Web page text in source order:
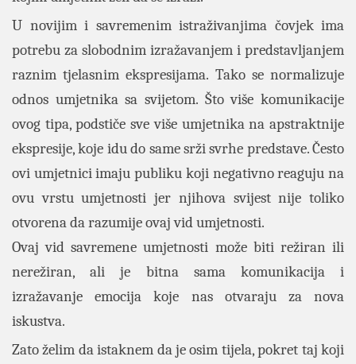
U novijim i savremenim istraživanjima čovjek ima
potrebu za slobodnim izražavanjem i predstavljanjem
raznim tjelasnim ekspresijama. Tako se normalizuje
odnos umjetnika sa svijetom. Što više komunikacije
ovog tipa, podstiče sve više umjetnika na apstraktnije
ekspresije, koje idu do same srži svrhe predstave. Često
ovi umjetnici imaju publiku koji negativno reaguju na
ovu vrstu umjetnosti jer njihova svijest nije toliko
otvorena da razumije ovaj vid umjetnosti.
Ovaj vid savremene umjetnosti može biti režiran ili
nerežiran, ali je bitna sama komunikacija i
izražavanje emocija koje nas otvaraju za nova
iskustva.
Zato želim da istaknem da je osim tijela, pokret taj koji